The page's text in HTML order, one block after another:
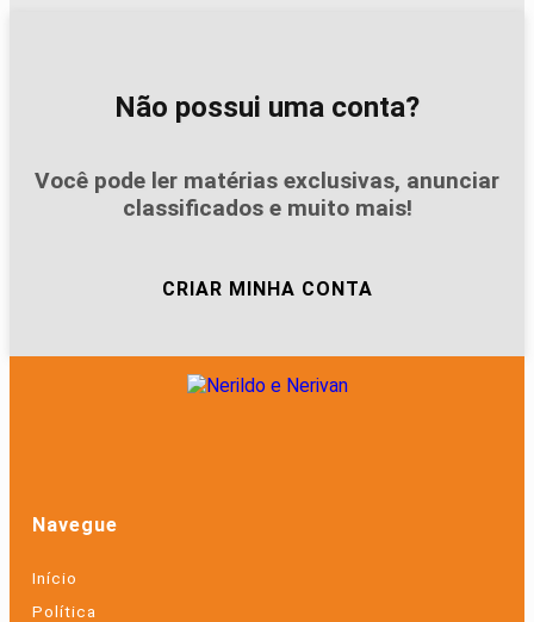
Não possui uma conta?
Você pode ler matérias exclusivas, anunciar
classificados e muito mais!
CRIAR MINHA CONTA
Navegue
Início
Política